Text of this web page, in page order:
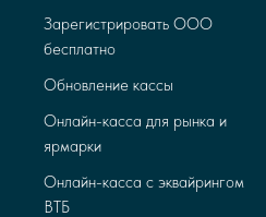
Зарегистрировать ООО
бесплатно
Обновление кассы
Онлайн-касса для рынка и
ярмарки
Онлайн-касса с эквайрингом
ВТБ